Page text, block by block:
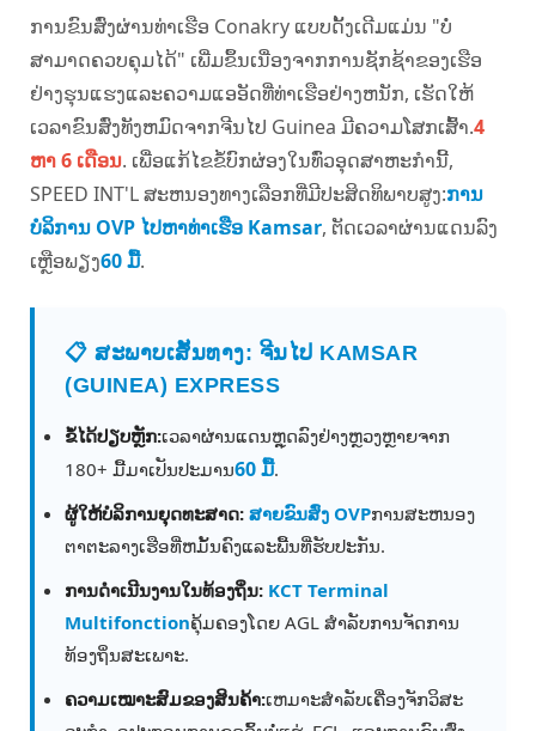
ການຂົນສົ່ງຜ່ານທ່າເຮືອ Conakry ແບບດັ້ງເດີມແມ່ນ "ບໍ່
ສາມາດຄວບຄຸມໄດ້" ເພີ່ມຂຶ້ນເນື່ອງຈາກການຊັກຊ້າຂອງເຮືອ
ຢ່າງຮຸນແຮງແລະຄວາມແອອັດທີ່ທ່າເຮືອຢ່າງຫນັກ, ເຮັດໃຫ້
ເວລາຂົນສົ່ງທັງຫມົດຈາກຈີນໄປ Guinea ມີຄວາມໂສກເສົ້າ.4
ຫາ 6 ເດືອນ. ເພື່ອແກ້ໄຂຂໍ້ບົກຜ່ອງໃນທົ່ວອຸດສາຫະກໍານີ້,
SPEED INT'L ສະຫນອງທາງເລືອກທີ່ມີປະສິດທິພາບສູງ:ການ
ບໍລິການ OVP ໄປຫາທ່າເຮືອ Kamsar, ຕັດເວລາຜ່ານແດນລົງ
ເຫຼືອພຽງ60 ມື້.
📋 ສະພາບເສັ້ນທາງ: ຈີນໄປ KAMSAR
(GUINEA) EXPRESS
ຂໍ້ໄດ້ປຽບຫຼັກ:ເວລາຜ່ານແດນຫຼຸດລົງຢ່າງຫຼວງຫຼາຍຈາກ
180+ ມື້ມາເປັນປະມານ60 ມື້.
ຜູ້ໃຫ້ບໍລິການຍຸດທະສາດ: ສາຍຂົນສົ່ງ OVPການສະຫນອງ
ຕາຕະລາງເຮືອທີ່ຫມັ້ນຄົງແລະພື້ນທີ່ຮັບປະກັນ.
ການດໍາເນີນງານໃນທ້ອງຖິ່ນ: KCT Terminal
Multifonctionຄຸ້ມຄອງໂດຍ AGL ສໍາລັບການຈັດການ
ທ້ອງຖິ່ນສະເພາະ.
ຄວາມເໝາະສົມຂອງສິນຄ້າ:ເຫມາະສໍາລັບເຄື່ອງຈັກວິສະ